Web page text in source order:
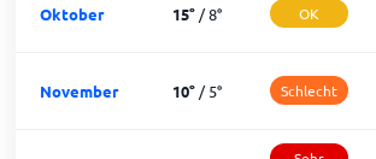
Oktober 15° /8° OK
November 10° /5° Schlecht